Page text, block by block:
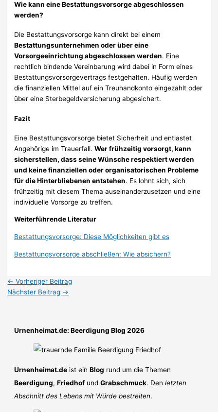
Wie kann eine Bestattungsvorsorge abgeschlossen
werden?
Die Bestattungsvorsorge kann direkt bei einem
Bestattungsunternehmen oder über eine
Vorsorgeeinrichtung abgeschlossen werden. Eine
rechtlich bindende Vereinbarung wird dabei in Form eines
Bestattungsvorsorgevertrags festgehalten. Häufig werden
die finanziellen Mittel auf ein Treuhandkonto eingezahlt oder
über eine Sterbegeldversicherung abgesichert.
Fazit
Eine Bestattungsvorsorge bietet Sicherheit und entlastet
Angehörige im Trauerfall.Wer frühzeitig vorsorgt, kann
sicherstellen, dass seine Wünsche respektiert werden
und keine finanziellen oder organisatorischen Probleme
für die Hinterbliebenen entstehen. Es lohnt sich, sich
frühzeitig mit diesem Thema auseinanderzusetzen und eine
individuelle Vorsorge zu treffen.
Weiterführende Literatur
Bestattungsvorsorge: Diese Möglichkeiten gibt es
Bestattungsvorsorge abschließen: Wie absichern?
← Vorheriger Beitrag
Nächster Beitrag →
Urnenheimat.de: Beerdigung Blog 2026
Urnenheimat.de ist einBlog rund um die Themen
Beerdigung,Friedhof undGrabschmuck. Denletzten
Abschnitt des Lebens mit Würde bestreiten.